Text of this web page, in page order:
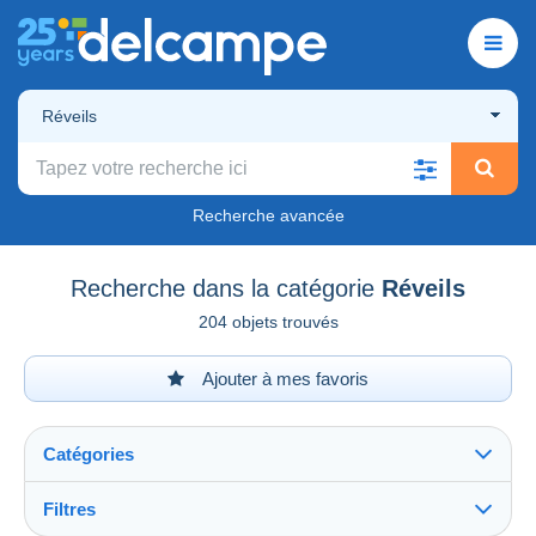
Réveils
Recherche avancée
Recherche dans la catégorie Réveils
204 objets trouvés
Ajouter à mes favoris
Catégories
Filtres